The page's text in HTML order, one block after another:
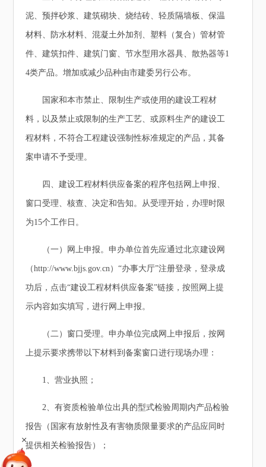
泥、预拌砂浆、建筑砌块、烧结砖、轻质隔墙板、保温
材料、防水材料、混凝土外加剂、塑料（复合）管材管
件、建筑扣件、建筑门窗、节水型用水器具、散热器等1
4类产品。增加或减少品种由市建委另行公布。
国家和本市禁止、限制生产或使用的建设工程材
料，以及禁止或限制的生产工艺、或原料生产的建设工
程材料，不符合工程建设强制性标准规定的产品，其备
案申请不予受理。
四、建设工程材料供应备案的程序包括网上申报、
窗口受理、核查、决定和告知。从受理开始，办理时限
为15个工作日。
（一）网上申报。申办单位首先应通过北京建设网
（http://www.bjjs.gov.cn）“办事大厅”注册登录，登录成
功后，点击“建设工程材料供应备案”链接，按照网上提
示内容如实填写，进行网上申报。
（二）窗口受理。申办单位完成网上申报后，按网
上提示要求携带以下材料到备案窗口进行现场办理：
1、营业执照；
2、有资质检验单位出具的型式检验周期内产品检验
报告（国家有放射性及有害物质限量要求的产品应同时
提供相关检验报告）；
+